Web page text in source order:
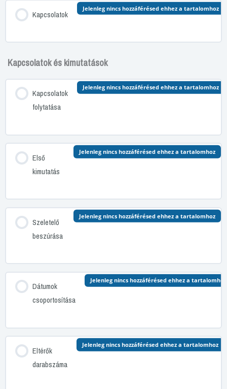
Kapcsolatok
Jelenleg nincs hozzáférésed ehhez a tartalomhoz
Kapcsolatok és kimutatások
Kapcsolatok
folytatása
Jelenleg nincs hozzáférésed ehhez a tartalomhoz
Első
kimutatás
Jelenleg nincs hozzáférésed ehhez a tartalomhoz
Szeletelő
beszúrása
Jelenleg nincs hozzáférésed ehhez a tartalomhoz
Dátumok
csoportosítása
Jelenleg nincs hozzáférésed ehhez a tartalomhoz
Eltérők
darabszáma
Jelenleg nincs hozzáférésed ehhez a tartalomhoz